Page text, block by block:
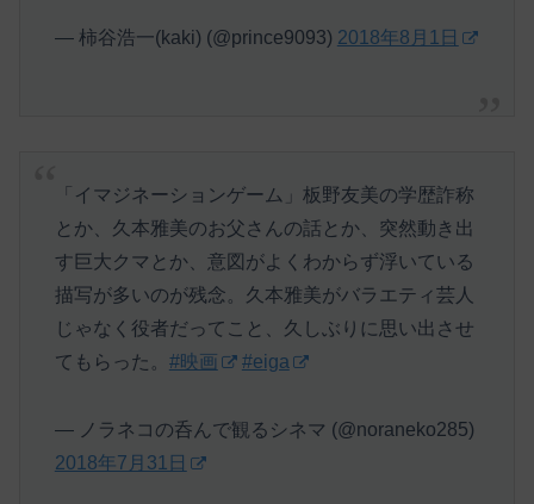
— 柿谷浩一(kaki) (@prince9093) 2018年8月1日
「イマジネーションゲーム」板野友美の学歴詐称
とか、久本雅美のお父さんの話とか、突然動き出
す巨大クマとか、意図がよくわからず浮いている
描写が多いのが残念。久本雅美がバラエティ芸人
じゃなく役者だってこと、久しぶりに思い出させ
てもらった。 #映画 #eiga
— ノラネコの呑んで観るシネマ (@noraneko285)
2018年7月31日